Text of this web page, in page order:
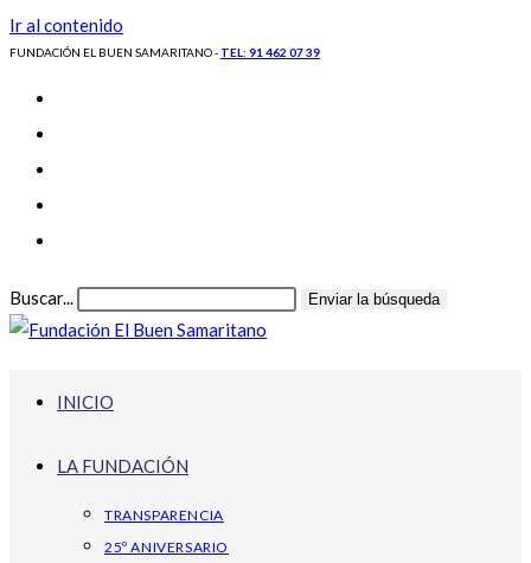
Ir al contenido
FUNDACIÓN EL BUEN SAMARITANO - TEL: 91 462 07 39
Buscar... Enviar la búsqueda
INICIO
LA FUNDACIÓN
TRANSPARENCIA
25º ANIVERSARIO